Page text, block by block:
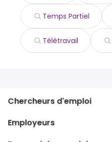
Temps Partiel
Télétravail
Chercheurs d'emploi
Recherche d'emploi
Recherche de salaire
Employeurs